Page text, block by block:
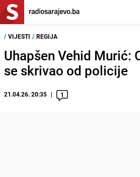
/ VIJESTI / REGIJA
Uhapšen Vehid Murić:
se skrivao od policije
21.04.26. 20:35 1